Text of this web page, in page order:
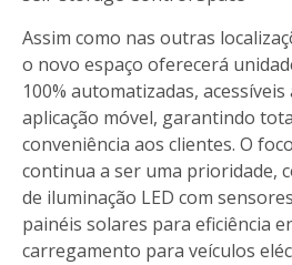
Assim como nas outras
o novo espaço oferecerá
100% automatizadas,
aplicação móvel, garantindo
conveniência aos clientes. O
continua a ser uma prioridade,
de iluminação LED com
painéis solares para eficiência
carregamento para veículos